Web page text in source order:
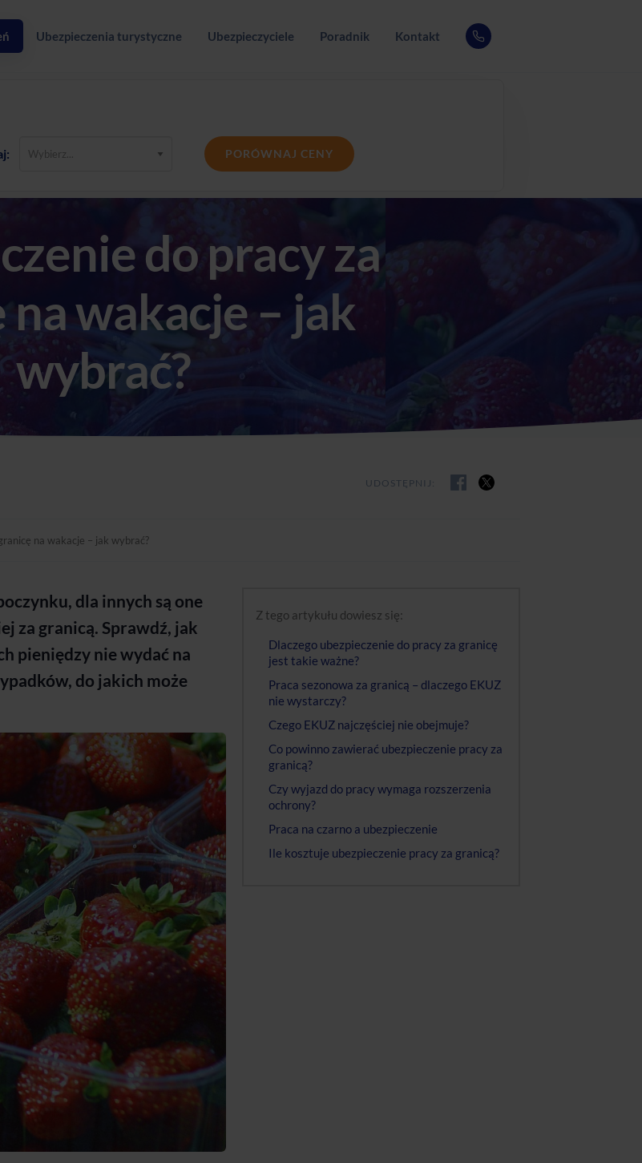
Ubezpieczenia turystyczne Ubezpieczyciele Poradnik Kontakt
PORÓWNAJ CENY
do pracy za
na wakacje – jak
wybrać?
UDOSTĘPNIJ:
na wakacje – jak wybrać?
dla innych są one
za granicą. Sprawdź, jak
pieniędzy nie wydać na
do jakich może
Z tego artykułu dowiesz się:
Dlaczego ubezpieczenie do pracy za granicę
jest takie ważne?
Praca sezonowa za granicą – dlaczego EKUZ
nie wystarczy?
Czego EKUZ najczęściej nie obejmuje?
Co powinno zawierać ubezpieczenie pracy za
granicą?
Czy wyjazd do pracy wymaga rozszerzenia
ochrony?
Praca na czarno a ubezpieczenie
Ile kosztuje ubezpieczenie pracy za granicą?